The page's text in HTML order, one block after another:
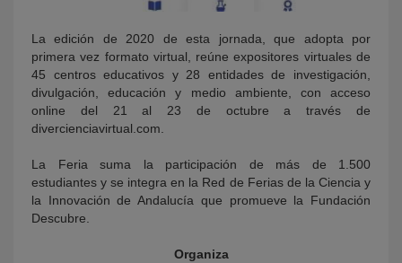
La edición de 2020 de esta jornada, que adopta por
primera vez formato virtual, reúne expositores virtuales de
45 centros educativos y 28 entidades de investigación,
divulgación, educación y medio ambiente, con acceso
online del 21 al 23 de octubre a través de
divercienciavirtual.com.
La Feria suma la participación de más de 1.500
estudiantes y se integra en la Red de Ferias de la Ciencia y
la Innovación de Andalucía que promueve la Fundación
Descubre.
Organiza